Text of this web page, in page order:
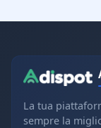
La tua
sempre la